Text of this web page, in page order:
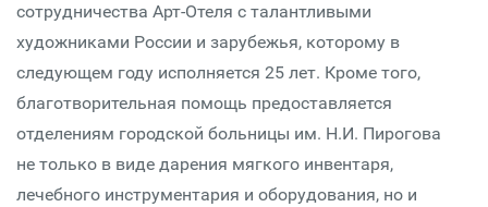
сотрудничества Арт-Отеля с талантливыми
художниками России и зарубежья, которому в
следующем году исполняется 25 лет. Кроме того,
благотворительная помощь предоставляется
отделениям городской больницы им. Н.И. Пирогова
не только в виде дарения мягкого инвентаря,
лечебного инструментария и оборудования, но и